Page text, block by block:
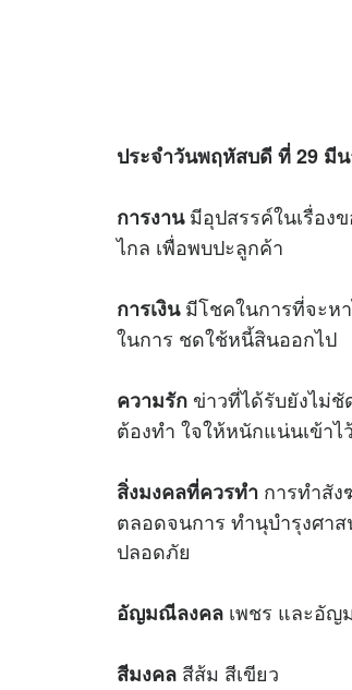
ประจำวันพฤหัสบดี ที่ 29 มี
การงานมีอุปสรรค์ในเรื่อง
ไกล เพื่อพบปะลูกค้า
การเงินมีโชคในการที่จะหา
ในการ ชดใช้หนี้สินออกไป
ความรัก ข่าวที่ได้รับยังไม่ชั
ต้องทำ ใจให้หนักแน่นเข้าไ
สิ่งมงคลที่ควรทำ การทำสั
ตลอดจนการ ทำนุบำรุงศา
ปลอดภัย
อัญมณีลงคล เพชร และอั
สีมงคล สีส้ม สีเขียว